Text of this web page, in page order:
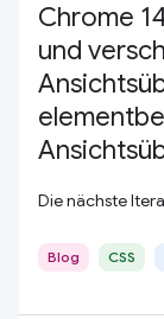
Chrome
und
Die nächste
Blog CSS